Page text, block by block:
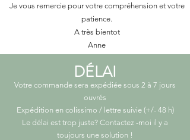
Je vous remercie pour votre compréhension et votre
patience.
A très bientot
Anne
DÉLAI
Votre commande sera expédiée sous 2 à 7 jours
ouvrés
Expédition en colissimo / lettre suivie (+/- 48 h)
Le délai est trop juste? Contactez -moi il y a
toujours une solution !